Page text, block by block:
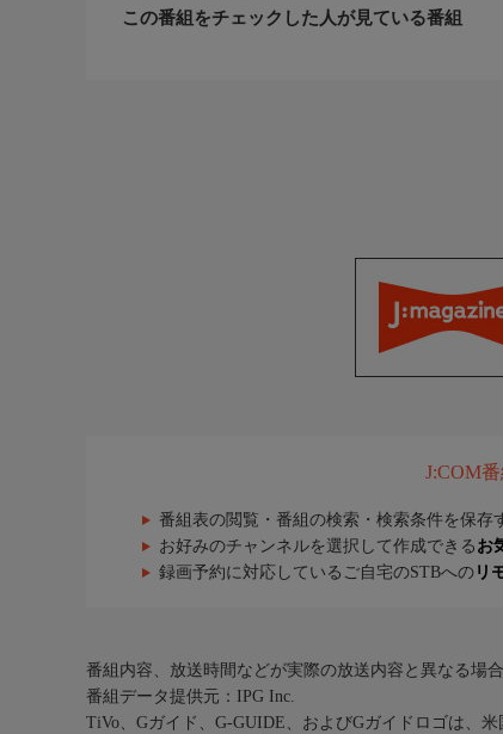
この番組をチェックした人が見ている番組
J:COM
番組表の閲覧・番組の検索・検索条件を保存
お好みのチャンネルを選択して作成できる お
録画予約に対応しているご自宅のSTBへの リ
番組内容、放送時間などが実際の放送内容と異なる場合
番組データ提供元：IPG Inc.
TiVo、Gガイド、G-GUIDE、およびGガイドロゴは、